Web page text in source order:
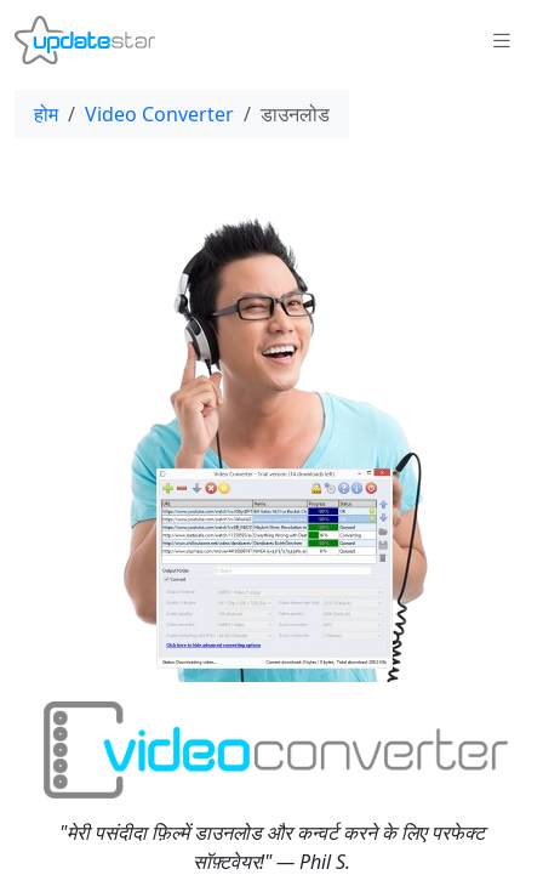
होम Video Converter डाउनलोड
"मेरी पसंदीदा फ़िल्में डाउनलोड और कन्वर्ट करने के लिए परफेक्ट
सॉफ़्टवेयर!" — Phil S.